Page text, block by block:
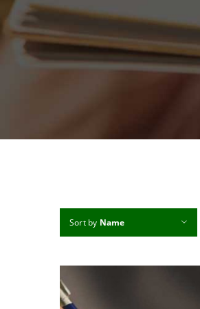
Sort by Name